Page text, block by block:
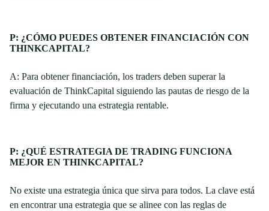
P: ¿CÓMO PUEDES OBTENER FINANCIACIÓN CON
THINKCAPITAL?
A: Para obtener financiación, los traders deben superar la
evaluación de ThinkCapital siguiendo las pautas de riesgo de la
firma y ejecutando una estrategia rentable.
P: ¿QUÉ ESTRATEGIA DE TRADING FUNCIONA
MEJOR EN THINKCAPITAL?
No existe una estrategia única que sirva para todos. La clave está
en encontrar una estrategia que se alinee con las reglas de